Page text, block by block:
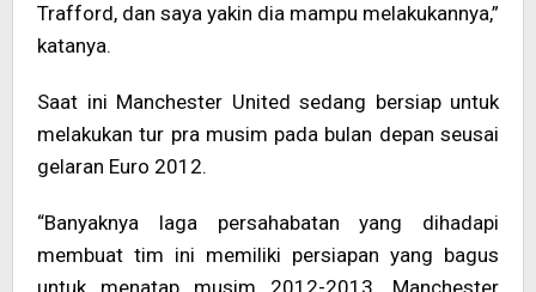
Trafford, dan saya yakin dia mampu melakukannya,”
katanya.
Saat ini Manchester United sedang bersiap untuk
melakukan tur pra musim pada bulan depan seusai
gelaran Euro 2012.
“Banyaknya laga persahabatan yang dihadapi
membuat tim ini memiliki persiapan yang bagus
untuk menatap musim 2012-2013. Manchester